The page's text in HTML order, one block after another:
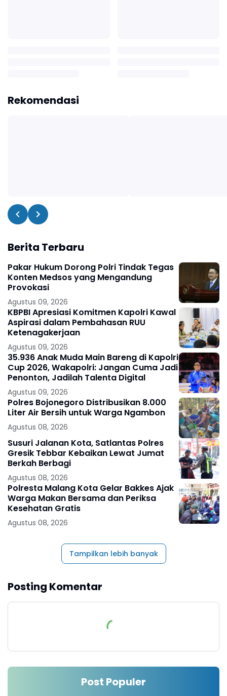
Rekomendasi
Berita Terbaru
Pakar Hukum Dorong Polri Tindak Tegas
Konten Medsos yang Mengandung
Provokasi
Agustus 09, 2026
KBPBI Apresiasi Komitmen Kapolri Kawal
Aspirasi dalam Pembahasan RUU
Ketenagakerjaan
Agustus 09, 2026
35.936 Anak Muda Main Bareng di Kapolri
Cup 2026, Wakapolri: Jangan Cuma Jadi
Penonton, Jadilah Talenta Digital
Agustus 09, 2026
Polres Bojonegoro Distribusikan 8.000
Liter Air Bersih untuk Warga Ngambon
Agustus 08, 2026
Susuri Jalanan Kota, Satlantas Polres
Gresik Tebbar Kebaikan Lewat Jumat
Berkah Berbagi
Agustus 08, 2026
Polresta Malang Kota Gelar Bakkes Ajak
Warga Makan Bersama dan Periksa
Kesehatan Gratis
Agustus 08, 2026
Tampilkan lebih banyak
Posting Komentar
Post Populer